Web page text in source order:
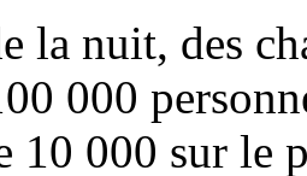
la nuit, des
000
10 000 sur le